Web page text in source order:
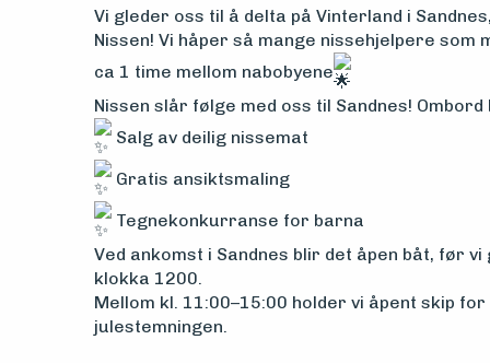
Vi gleder oss til å delta på Vinterland i
Nissen! Vi håper så mange nissehjelpere
ca 1 time mellom nabobyene
Nissen slår følge med oss til Sandnes!
Salg av deilig nissemat
Gratis ansiktsmaling
Tegnekonkurranse for barna
Ved ankomst i Sandnes blir det åpen båt, før
klokka 1200.
Mellom kl. 11:00–15:00 holder vi åpent skip
julestemningen.